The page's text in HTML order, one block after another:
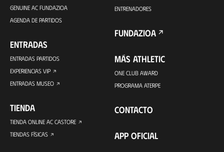
GENUINE AC FUNDAZIOA
AGENDA DE PARTIDOS
ENTRADAS
ENTRADAS PARTIDOS
EXPERIENCIAS VIP
ENTRADAS MUSEO
TIENDA
TIENDA ONLINE AC CASTORE
TIENDAS FÍSICAS
ENTRENADORES
FUNDAZIOA
MÁS ATHLETIC
ONE CLUB AWARD
PROGRAMA ATERPE
CONTACTO
APP OFICIAL